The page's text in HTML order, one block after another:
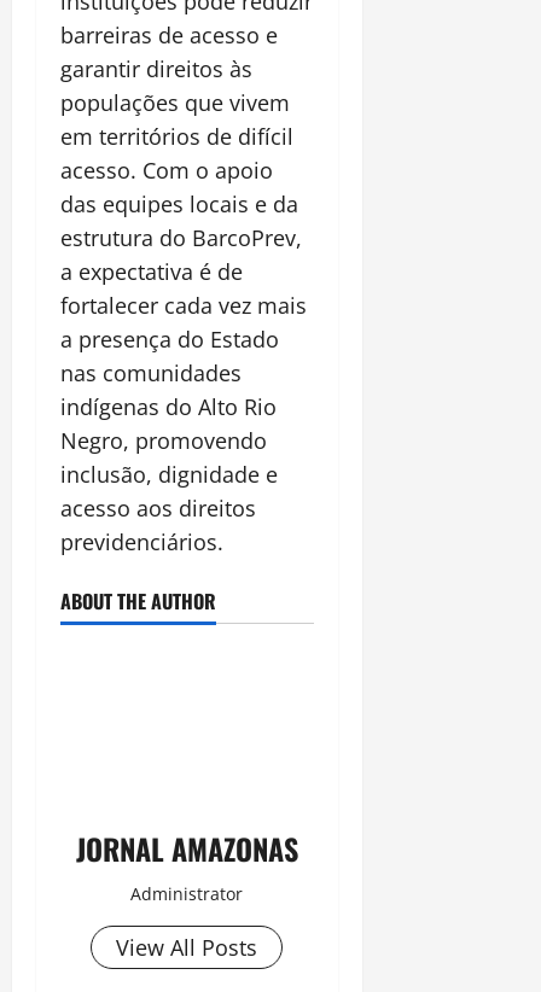
barreiras de acesso e
garantir direitos às
populações que vivem
em territórios de difícil
acesso. Com o apoio
das equipes locais e da
estrutura do BarcoPrev,
a expectativa é de
fortalecer cada vez mais
a presença do Estado
nas comunidades
indígenas do Alto Rio
Negro, promovendo
inclusão, dignidade e
acesso aos direitos
previdenciários.
ABOUT THE AUTHOR
JORNAL AMAZONAS
Administrator
View All Posts